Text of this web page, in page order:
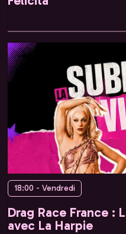
18:00 - Vendredi
Drag Race France :
avec La Harpie